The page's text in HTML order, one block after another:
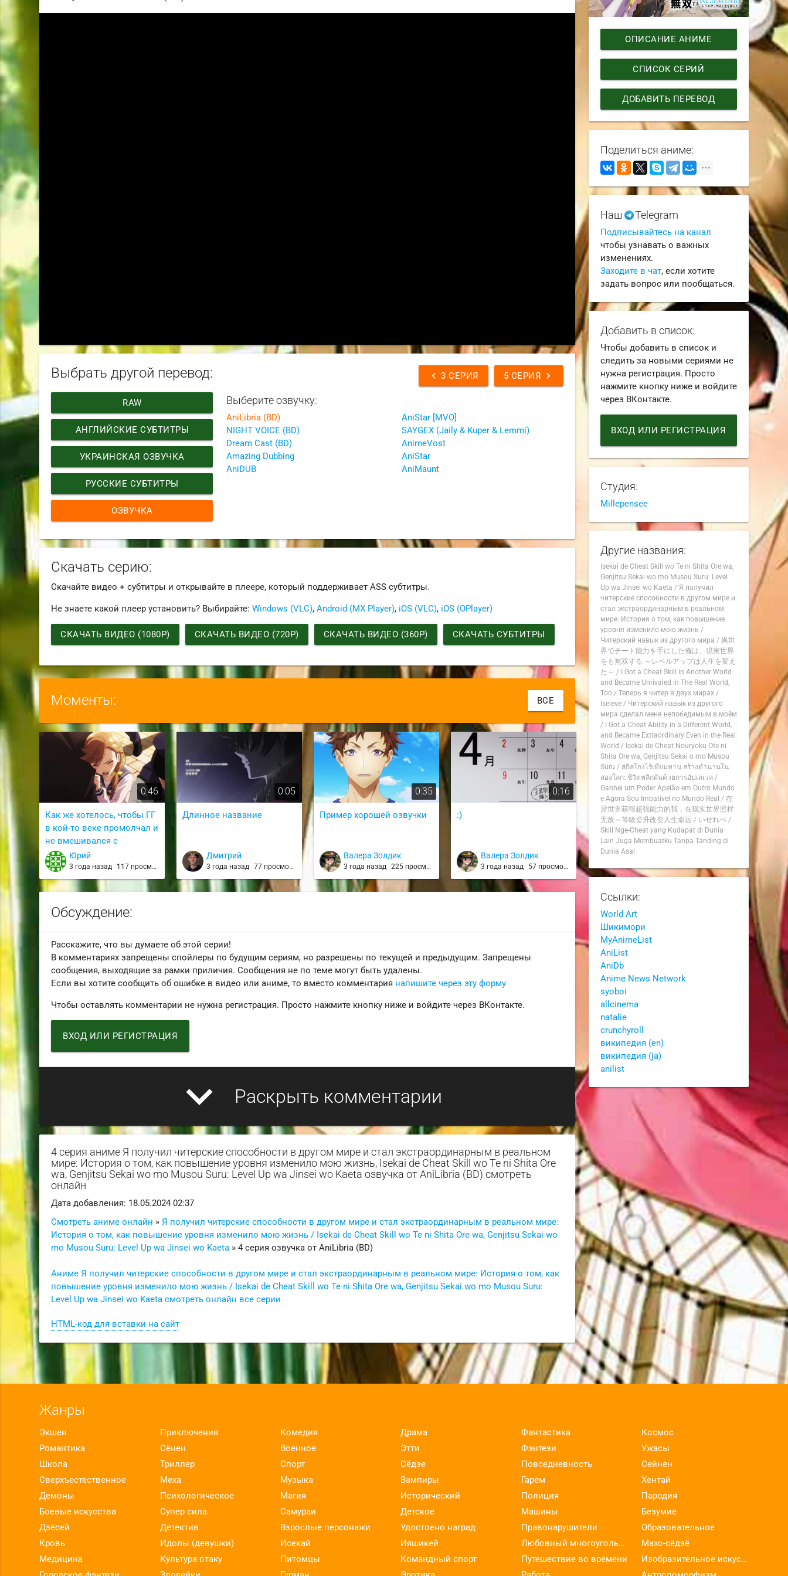
chevron_left 3 СЕРИЯ chevron_right
5 СЕРИЯ
Выбрать другой перевод:
RAW
АНГЛИЙСКИЕ СУБТИТРЫ
УКРАИНСКАЯ ОЗВУЧКА
РУССКИЕ СУБТИТРЫ
ОЗВУЧКА
Выберите озвучку:
AniLibria (BD)
NIGHT VOICE (BD)
Dream Cast (BD)
Amazing Dubbing
AniDUB
AniStar [MVO]
SAYGEX (Jaily & Kuper & Lemmi)
AnimeVost
AniStar
AniMaunt
Скачать серию:
Скачайте видео + субтитры и открывайте в плеере, который поддерживает ASS субтитры.
Не знаете какой плеер установить? Выбирайте:Windows (VLC),Android (MX Player), iOS (VLC), iOS (OPlayer)
СКАЧАТЬ ВИДЕО (1080P) СКАЧАТЬ ВИДЕО (720P) СКАЧАТЬ ВИДЕО (360P) СКАЧАТЬ СУБТИТРЫ
Моменты: ВСЕ
0:46
Как же хотелось, чтобы ГГ
в кой-то веке промолчал и
не вмешивался с
нарутотерапией
Юрий
3 года назад 117 просмотров
0:05
Длинное название
Дмитрий
3 года назад 77 просмотров
0:35
Пример хорошей озвучки
Валера Золдик
3 года назад 225 просмотров
0:16
:)
Валера Золдик
3 года назад 57 просмотров
Обсуждение:
Расскажите, что вы думаете об этой серии!
В комментариях запрещены спойлеры по будущим сериям, но разрешены по текущей и предыдущим. Запрещены
сообщения, выходящие за рамки приличия. Сообщения не по теме могут быть удалены.
Если вы хотите сообщить об ошибке в видео или аниме, то вместо комментария напишите через эту форму
Чтобы оставлять комментарии не нужна регистрация. Просто нажмите кнопку ниже и войдите через ВКонтакте.
ВХОД ИЛИ РЕГИСТРАЦИЯ
expand_more Раскрыть комментарии
4 серия аниме Я получил читерские способности в другом мире и стал экстраординарным в реальном
мире: История о том, как повышение уровня изменило мою жизнь, Isekai de Cheat Skill wo Te ni Shita Ore
wa, Genjitsu Sekai wo mo Musou Suru: Level Up wa Jinsei wo Kaeta озвучка от AniLibria (BD) смотреть
онлайн
Дата добавления: 18.05.2024 02:37
Смотреть аниме онлайн »Я получил читерские способности в другом мире и стал экстраординарным в реальном мире:
История о том, как повышение уровня изменило мою жизнь / Isekai de Cheat Skill wo Te ni Shita Ore wa, Genjitsu Sekai wo
mo Musou Suru: Level Up wa Jinsei wo Kaeta » 4 серия озвучка от AniLibria (BD)
Аниме Я получил читерские способности в другом мире и стал экстраординарным в реальном мире: История о том, как
повышение уровня изменило мою жизнь / Isekai de Cheat Skill wo Te ni Shita Ore wa, Genjitsu Sekai wo mo Musou Suru:
Level Up wa Jinsei wo Kaeta смотреть онлайн все серии
HTML-код для вставки на сайт
ОПИСАНИЕ АНИМЕ
СПИСОК СЕРИЙ
ДОБАВИТЬ ПЕРЕВОД
Поделиться аниме:
Наш Telegram
Подписывайтесь на канал
чтобы узнавать о важных
изменениях.
Заходите в чат, если хотите
задать вопрос или пообщаться.
Добавить в список:
Чтобы добавить в список и
следить за новыми сериями не
нужна регистрация. Просто
нажмите кнопку ниже и войдите
через ВКонтакте.
ВХОД ИЛИ РЕГИСТРАЦИЯ
Студия:
Millepensee
Другие названия:
Isekai de Cheat Skill wo Te ni Shita Ore wa,
Genjitsu Sekai wo mo Musou Suru: Level
Up wa Jinsei wo Kaeta / Я получил
читерские способности в другом мире и
стал экстраординарным в реальном
мире: История о том, как повышение
уровня изменило мою жизнь /
Читерский навык из другого мира / 異世
界でチート能力を手にした俺は、現実世界
をも無双する ～レベルアップは人生を変え
た～ / I Got a Cheat Skill in Another World
and Became Unrivaled in The Real World,
Too/ Теперь я читер в двух мирах/
Iseleve/ Читерский навык из другого
мира сделал меня непобедимым в моём
/ I Got a Cheat Ability in a Different World,
and Became Extraordinary Even in the Real
World / Isekai de Cheat Nouryoku Ote ni
Shita Ore wa, Genjitsu Sekai o mo Musou
Suru / สกิลโกงไร้เทียมทาน สร้างตำนานใน
สองโลก: ชีวิตพลิกผันด้วยการอัปเลเวล/
Ganhei um Poder Apelão em Outro Mundo
e Agora Sou Imbatível no Mundo Real / 在
异世界获得超强能力的我，在现实世界照样
无敌～等级提升改变人生命运 / いせれべ/
Skill Nge-Cheat yang Kudapat di Dunia
Lain Juga Membuatku Tanpa Tanding di
Dunia Asal
Ссылки:
World Art
Шикимори
MyAnimeList
AniList
AniDb
Anime News Network
syoboi
allcinema
natalie
crunchyroll
википедия (en)
википедия (ja)
anilist
Жанры
Экшен Приключения Комедия Драма Фантастика
Космос
Романтика
Сёнен Военное Этти Фэнтези
Ужасы
Школа
Триллер Спорт Сёдзе Повседневность
Сейнен
Сверхъестественное
Меха Музыка Вампиры Гарем
Хентай
Демоны
Психологическое Магия Исторический Полиция
Пародия
Боевые искусства
Супер сила Самураи Детское Машины
Безумие
Дзёсей
Детектив Взрослые персонажи Удостоено наград Правонарушители
Образовательное
Кровь
Идолы (девушки) Исекай Ияшикей Любовный многоугольник
Махо-сёдзё
Медицина
Культура отаку Питомцы Командный спорт Путешествие во времени
Изобразительное искусство